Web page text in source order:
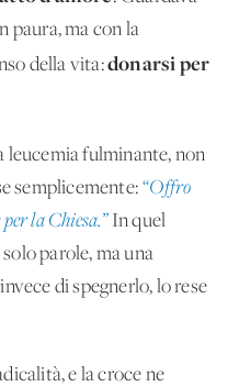
paura, ma con la
della vita:donarsi per
leucemia fulminante, non
semplicemente: “Offro
la Chiesa.”In quel
parole, ma una
di spegnerlo, lo rese
e la croce ne